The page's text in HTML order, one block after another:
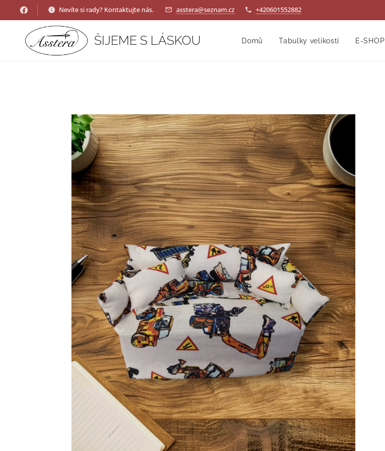
Nevíte si rady? Kontaktujte nás. asstera@seznam.cz +420601552882
ŠIJEME S LÁSKOU Domů Tabulky velikostí E-SHOP